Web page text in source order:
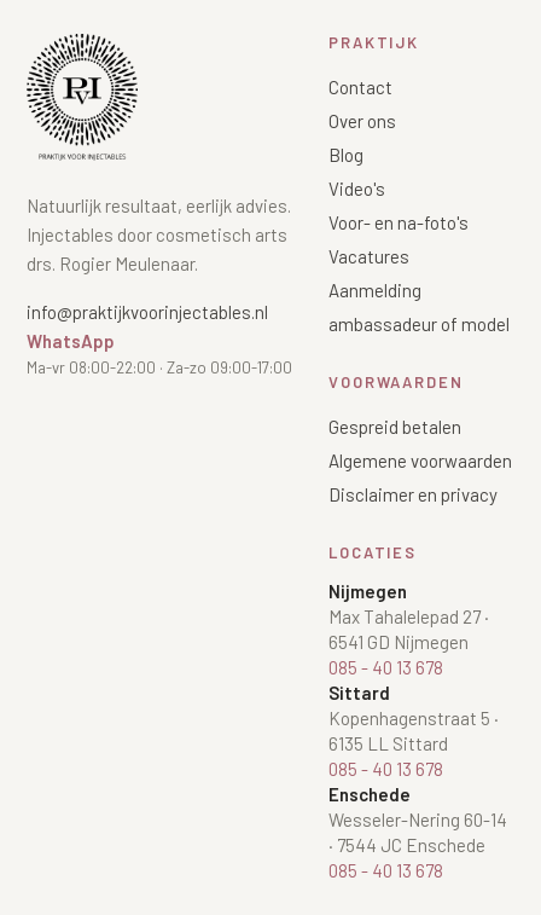
Natuurlijk resultaat, eerlijk advies.
Injectables door cosmetisch arts
drs. Rogier Meulenaar.
info@praktijkvoorinjectables.nl
WhatsApp
Ma-vr 08:00-22:00 · Za-zo 09:00-17:00
PRAKTIJK
Contact
Over ons
Blog
Video's
Voor- en na-foto's
Vacatures
Aanmelding
ambassadeur of model
VOORWAARDEN
Gespreid betalen
Algemene voorwaarden
Disclaimer en privacy
LOCATIES
Nijmegen
Max Tahalelepad 27·
6541 GD Nijmegen
085 - 40 13 678
Sittard
Kopenhagenstraat 5 ·
6135 LL Sittard
085 - 40 13 678
Enschede
Wesseler-Nering 60-14
· 7544 JC Enschede
085 - 40 13 678